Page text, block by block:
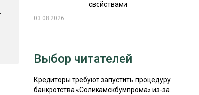
свойствами
03.08.2026
Выбор читателей
Кредиторы требуют запустить процедуру
банкротства «Соликамскбумпрома» из-за